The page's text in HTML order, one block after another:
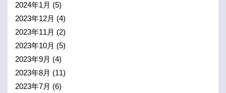
2024年1月 (5)
2023年12月 (4)
2023年11月 (2)
2023年10月 (5)
2023年9月 (4)
2023年8月 (11)
2023年7月 (6)